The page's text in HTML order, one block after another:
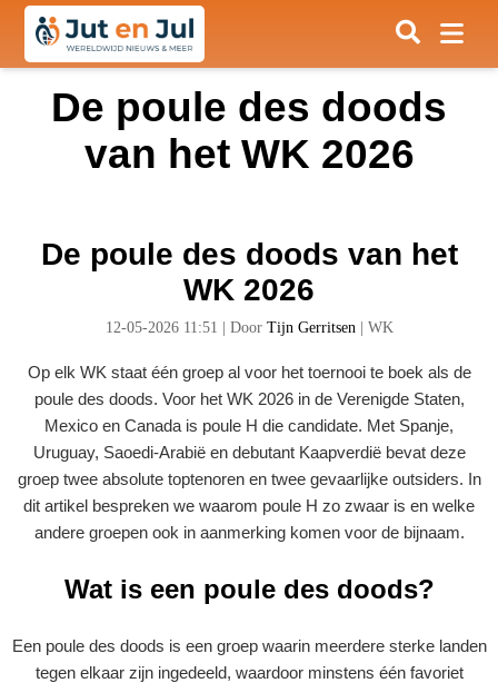
De poule des doods
van het WK 2026
De poule des doods van het
WK 2026
12-05-2026 11:51 | Door Tijn Gerritsen | WK
Op elk WK staat één groep al voor het toernooi te boek als de
poule des doods. Voor het WK 2026 in de Verenigde Staten,
Mexico en Canada is poule H die candidate. Met Spanje,
Uruguay, Saoedi-Arabië en debutant Kaapverdië bevat deze
groep twee absolute toptenoren en twee gevaarlijke outsiders. In
dit artikel bespreken we waarom poule H zo zwaar is en welke
andere groepen ook in aanmerking komen voor de bijnaam.
Wat is een poule des doods?
Een poule des doods is een groep waarin meerdere sterke landen
tegen elkaar zijn ingedeeld, waardoor minstens één favoriet